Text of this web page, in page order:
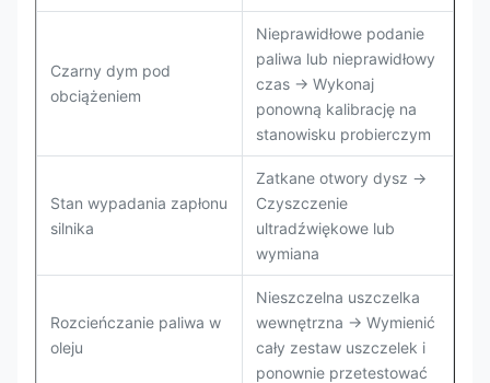
Czarny dym pod
obciążeniem
Nieprawidłowe podanie
paliwa lub nieprawidłowy
czas → Wykonaj
ponowną kalibrację na
stanowisku probierczym
Stan wypadania zapłonu
silnika
Zatkane otwory dysz →
Czyszczenie
ultradźwiękowe lub
wymiana
Rozcieńczanie paliwa w
oleju
Nieszczelna uszczelka
wewnętrzna → Wymienić
cały zestaw uszczelek i
ponownie przetestować